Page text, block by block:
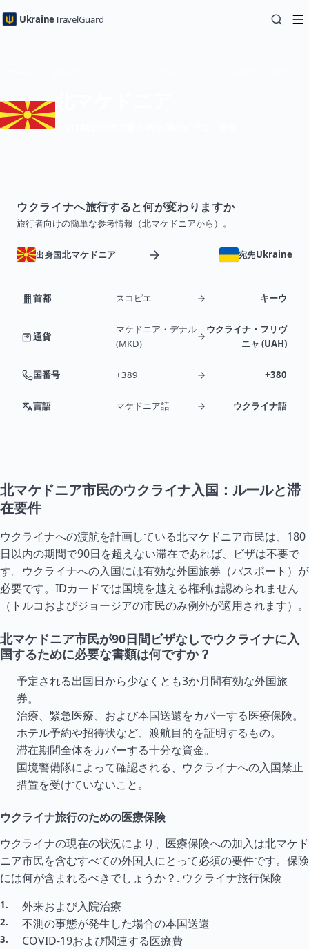
UkraineTravelGuard
ウクライナへ旅行すると何が変わりますか
旅行者向けの簡単な参考情報（北マケドニアから）。
出身国北マケドニア 宛先Ukraine
首都 スコピエ キーウ
通貨
マケドニア・デナル
(MKD)
ウクライナ・フリヴ
ニャ (UAH)
国番号 +389 +380
言語 マケドニア語 ウクライナ語
北マケドニア市民のウクライナ入国：ルールと滞
在要件
ウクライナへの渡航を計画している北マケドニア市民は、180
日以内の期間で90日を超えない滞在であれば、ビザは不要で
す。ウクライナへの入国には有効な外国旅券（パスポート）が
必要です。IDカードでは国境を越える権利は認められません
（ トルコおよびジョージアの市民のみ例外が適用されます）。
北マケドニア市民が90日間ビザなしでウクライナに入
国するために必要な書類は何ですか？
予定される出国日から少なくとも3か月間有効な外国旅
券。
治療、緊急医療、および本国送還をカバーする医療保険。
ホテル予約や招待状など、渡航目的を証明するもの。
滞在期間全体をカバーする十分な資金。
国境警備隊によって確認される、ウクライナへの入国禁止
措置を受けていないこと。
ウクライナ旅行のための医療保険
ウクライナの現在の状況により、医療保険への加入は北マケド
ニア市民を含むすべての外国人にとって必須の要件です。保険
には何が含まれるべきでしょうか？. ウクライナ旅行保険
外来および入院治療
不測の事態が発生した場合の本国送還
COVID-19および関連する医療費